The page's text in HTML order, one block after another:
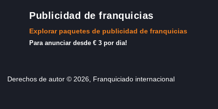
Publicidad de franquicias
Explorar paquetes de publicidad de franquicias
Para anunciar desde € 3 por dia!
Derechos de autor © 2026, Franquiciado internacional